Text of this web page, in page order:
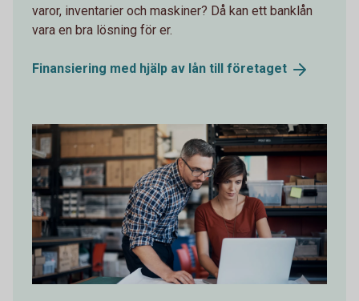
varor, inventarier och maskiner? Då kan ett banklån
vara en bra lösning för er.
Finansiering med hjälp av lån till företaget